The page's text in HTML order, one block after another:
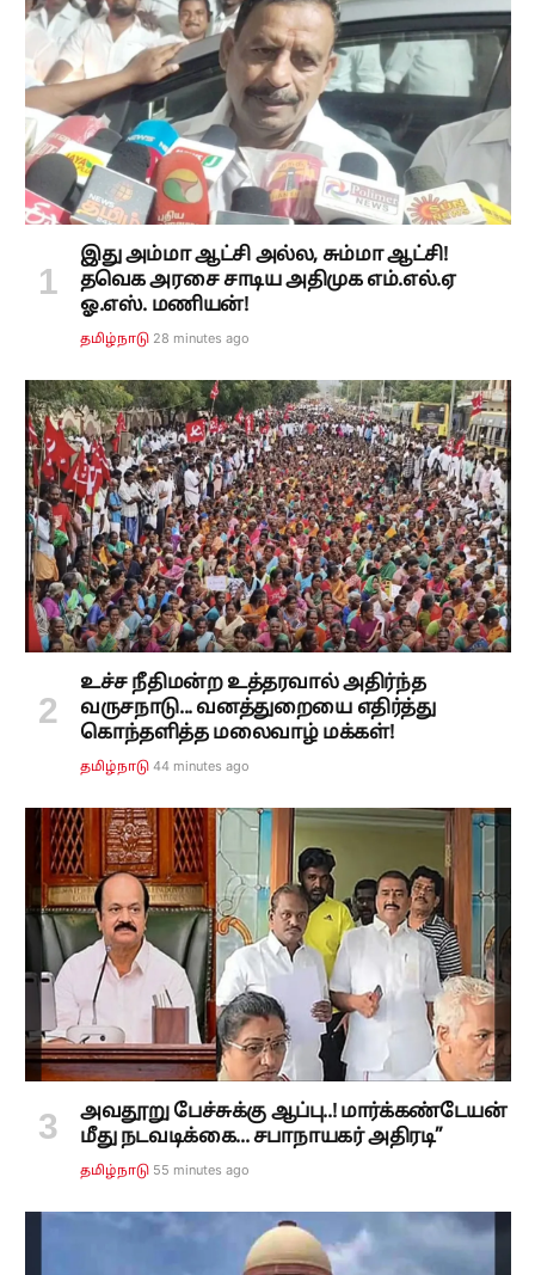
இது அம்மா ஆட்சி அல்ல, சும்மா ஆட்சி!
தவெக அரசை சாடிய அதிமுக எம்.எல்.ஏ
ஓ.எஸ். மணியன்!
தமிழ்நாடு 28 minutes ago
உச்ச நீதிமன்ற உத்தரவால் அதிர்ந்த
வருசநாடு... வனத்துறையை எதிர்த்து
கொந்தளித்த மலைவாழ் மக்கள்!
தமிழ்நாடு 44 minutes ago
அவதூறு பேச்சுக்கு ஆப்பு..! மார்க்கண்டேயன்
மீது நடவடிக்கை... சபாநாயகர் அதிரடி”
தமிழ்நாடு 55 minutes ago